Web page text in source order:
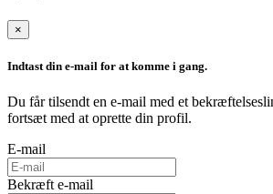
×
Indtast din e-mail for at komme i gang.
Du får tilsendt en e-mail med et
fortsæt med at oprette din profil.
E-mail
Bekræft e-mail